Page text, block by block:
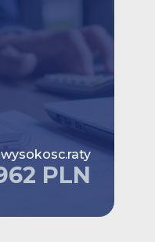
wysokosc.raty
PLN